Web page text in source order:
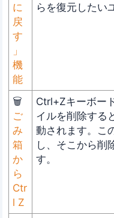
に
戻
す
」
機
能
らを復元したい
🗑️
ご
み
箱
か
ら
Ctr
l Z
Ctrl+Zキーボー
イルを削除する
動されます。こ
し、そこから削
す。